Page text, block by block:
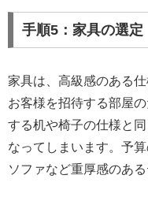
手順5：家具の選定
家具は、高級感のある
お客様を招待する部屋
する机や椅子の仕様と
なってしまいます。予
ソファなど重厚感のあ